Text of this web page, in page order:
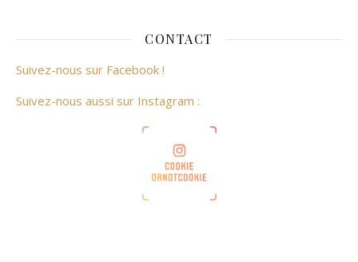
CONTACT
Suivez-nous sur Facebook !
Suivez-nous aussi sur Instagram :